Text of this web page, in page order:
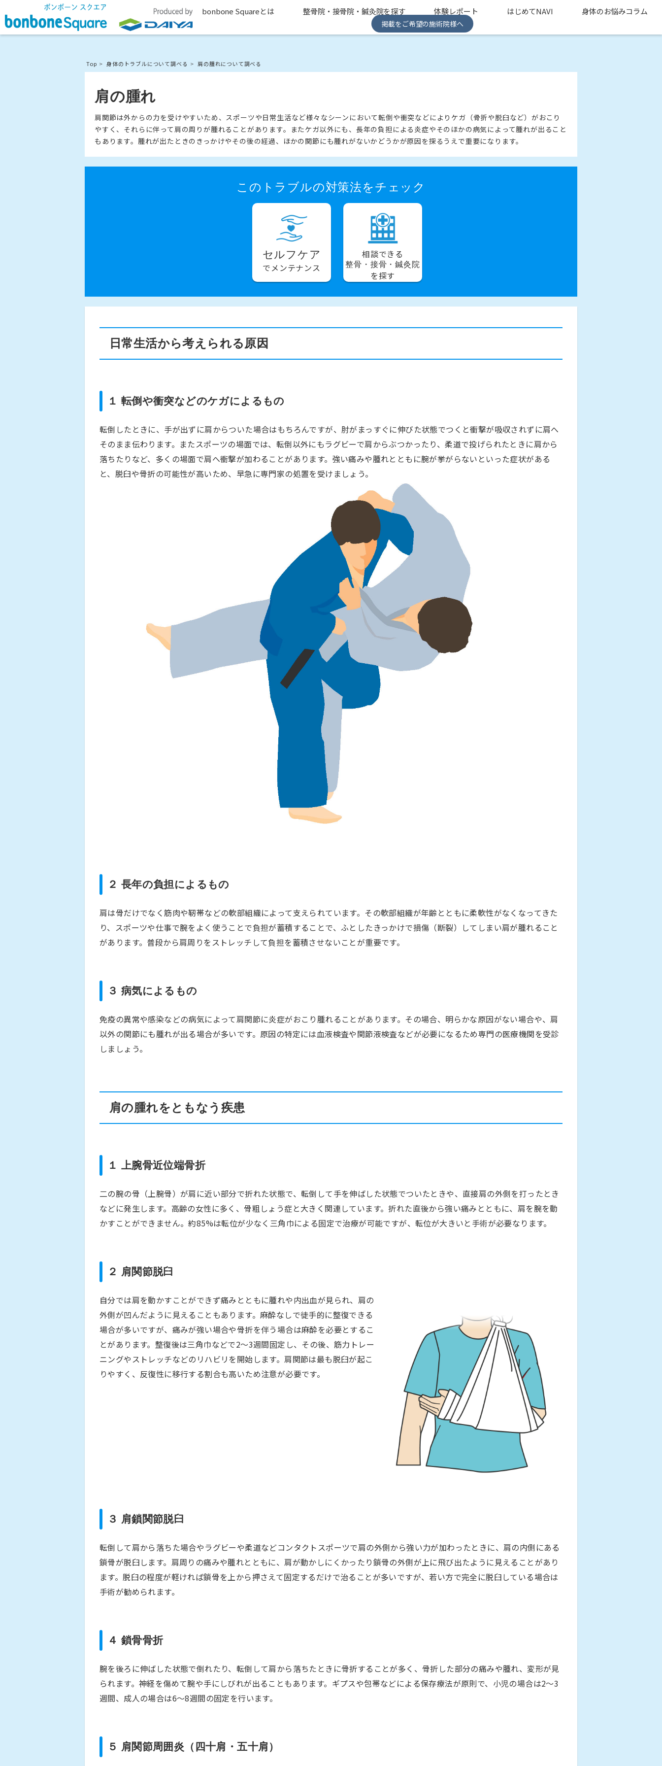
bonbone Squareとは 整骨院・接骨院・鍼灸院を探す 体験レポート はじめてNAVI 身体のお悩みコラム
掲載をご希望の施術院様へ
Top 身体のトラブルについて調べる 肩の腫れについて調べる
肩の腫れ
肩関節は外からの力を受けやすいため、スポーツや日常生活など様々なシーンにおいて転倒や衝突などによりケガ（骨折や脱臼など）がおこり
やすく、それらに伴って肩の周りが腫れることがあります。またケガ以外にも、長年の負担による炎症やそのほかの病気によって腫れが出ること
もあります。腫れが出たときのきっかけやその後の経過、ほかの関節にも腫れがないかどうかが原因を探るうえで重要になります。
このトラブルの対策法をチェック
セルフケア
でメンテナンス
相談できる
整骨・接骨・鍼灸院
を探す
日常生活から考えられる原因
１ 転倒や衝突などのケガによるもの
転倒したときに、手が出ずに肩からついた場合はもちろんですが、肘がまっすぐに伸びた状態でつくと衝撃が吸収されずに肩へ
そのまま伝わります。またスポーツの場面では、転倒以外にもラグビーで肩からぶつかったり、柔道で投げられたときに肩から
落ちたりなど、多くの場面で肩へ衝撃が加わることがあります。強い痛みや腫れとともに腕が挙がらないといった症状がある
と、脱臼や骨折の可能性が高いため、早急に専門家の処置を受けましょう。
２ 長年の負担によるもの
肩は骨だけでなく筋肉や靭帯などの軟部組織によって支えられています。その軟部組織が年齢とともに柔軟性がなくなってきた
り、スポーツや仕事で腕をよく使うことで負担が蓄積することで、ふとしたきっかけで損傷（断裂）してしまい肩が腫れること
があります。普段から肩周りをストレッチして負担を蓄積させないことが重要です。
３ 病気によるもの
免疫の異常や感染などの病気によって肩関節に炎症がおこり腫れることがあります。その場合、明らかな原因がない場合や、肩
以外の関節にも腫れが出る場合が多いです。原因の特定には血液検査や関節液検査などが必要になるため専門の医療機関を受診
しましょう。
肩の腫れをともなう疾患
１ 上腕骨近位端骨折
二の腕の骨（上腕骨）が肩に近い部分で折れた状態で、転倒して手を伸ばした状態でついたときや、直接肩の外側を打ったとき
などに発生します。高齢の女性に多く、骨粗しょう症と大きく関連しています。折れた直後から強い痛みとともに、肩を腕を動
かすことができません。約85%は転位が少なく三角巾による固定で治療が可能ですが、転位が大きいと手術が必要なります。
２ 肩関節脱臼
自分では肩を動かすことができず痛みとともに腫れや内出血が見られ、肩の
外側が凹んだように見えることもあります。麻酔なしで徒手的に整復できる
場合が多いですが、痛みが強い場合や骨折を伴う場合は麻酔を必要とするこ
とがあります。整復後は三角巾などで2～3週間固定し、その後、筋力トレー
ニングやストレッチなどのリハビリを開始します。肩関節は最も脱臼が起こ
りやすく、反復性に移行する割合も高いため注意が必要です。
３ 肩鎖関節脱臼
転倒して肩から落ちた場合やラグビーや柔道などコンタクトスポーツで肩の外側から強い力が加わったときに、肩の内側にある
鎖骨が脱臼します。肩周りの痛みや腫れとともに、肩が動かしにくかったり鎖骨の外側が上に飛び出たように見えることがあり
ます。脱臼の程度が軽ければ鎖骨を上から押さえて固定するだけで治ることが多いですが、若い方で完全に脱臼している場合は
手術が勧められます。
４ 鎖骨骨折
腕を後ろに伸ばした状態で倒れたり、転倒して肩から落ちたときに骨折することが多く、骨折した部分の痛みや腫れ、変形が見
られます。神経を傷めて腕や手にしびれが出ることもあります。ギプスや包帯などによる保存療法が原則で、小児の場合は2～3
週間、成人の場合は6～8週間の固定を行います。
５ 肩関節周囲炎（四十肩・五十肩）